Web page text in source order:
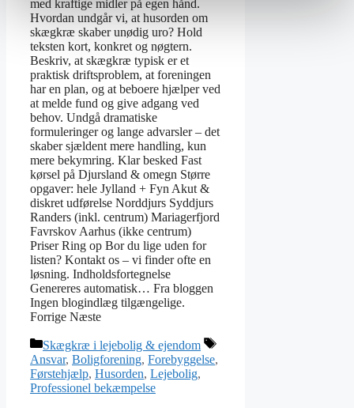
med kraftige midler på egen hånd.
Hvordan undgår vi, at husorden om
skægkræ skaber unødig uro? Hold
teksten kort, konkret og nøgtern.
Beskriv, at skægkræ typisk er et
praktisk driftsproblem, at foreningen
har en plan, og at beboere hjælper ved
at melde fund og give adgang ved
behov. Undgå dramatiske
formuleringer og lange advarsler – det
skaber sjældent mere handling, kun
mere bekymring. Klar besked Fast
kørsel på Djursland & omegn Større
opgaver: hele Jylland + Fyn Akut &
diskret udførelse Norddjurs Syddjurs
Randers (inkl. centrum) Mariagerfjord
Favrskov Aarhus (ikke centrum)
Priser Ring op Bor du lige uden for
listen? Kontakt os – vi finder ofte en
løsning. Indholdsfortegnelse
Genereres automatisk… Fra bloggen
Ingen blogindlæg tilgængelige.
Forrige Næste
Skægkræ i lejebolig & ejendom
Ansvar, Boligforening, Forebyggelse,
Førstehjælp, Husorden, Lejebolig,
Professionel bekæmpelse